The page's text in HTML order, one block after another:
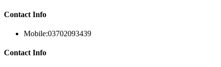
Contact Info
Mobile:03702093439
Contact Info